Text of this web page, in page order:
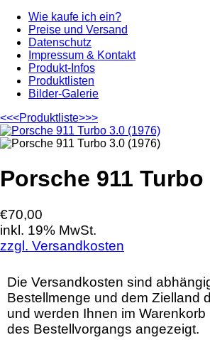
Wie kaufe ich ein?
Preise und Versand
Datenschutz
Impressum & Kontakt
Produkt-Infos
Produktlisten
Bilder-Galerie
<<<Produktliste>>>
Porsche 911 Turbo
€70,00
inkl. 19% MwSt.
zzgl. Versandkosten
Die Versandkosten sind
Bestellmenge und dem Zielland
und werden Ihnen im Warenkorb
des Bestellvorgangs angezeigt.